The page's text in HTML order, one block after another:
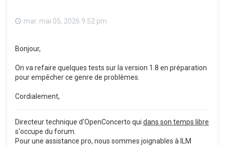
mar. mai 05, 2026 9:52 pm
Bonjour,
On va refaire quelques tests sur la version 1.8 en préparation
pour empêcher ce genre de problèmes.
Cordialement,
Directeur technique d'OpenConcerto qui dans son temps libre
s'occupe du forum.
Pour une assistance pro, nous sommes joignables à ILM